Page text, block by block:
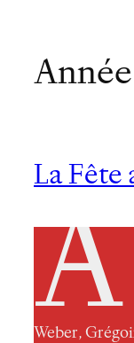
Année
La Fête
A
Weber,